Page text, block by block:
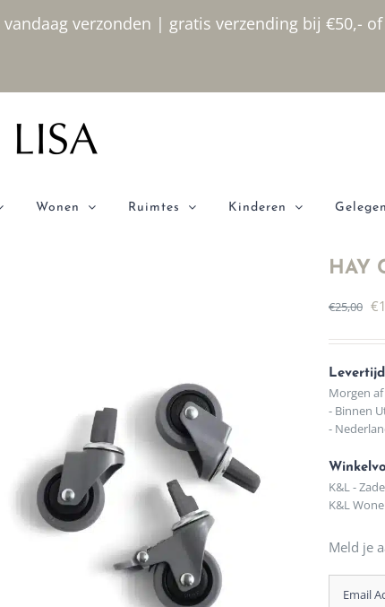
verzonden | gratis verzending bij
Wonen Ruimtes Kinderen
HAY
€25,00 €
Levertijd
Morgen
- Binnen
-
K&L -
K&L
Meld je
Enter